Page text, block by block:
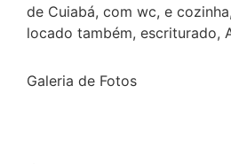
de Cuiabá, com wc, e
locado também, escriturado,
Galeria de Fotos